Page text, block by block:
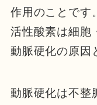
作用のことです。
活性酸素は細胞
動脈硬化の原因
動脈硬化は不整